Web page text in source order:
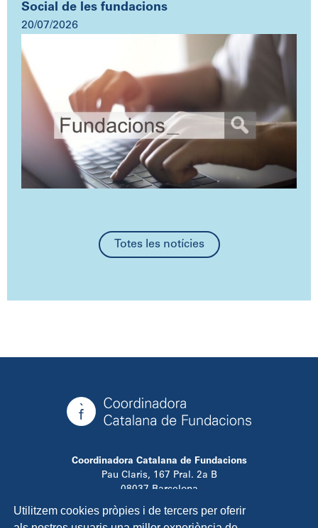
Utilitzem cookies pròpies i de tercers per oferir
Social de les fundacions
20/07/2026
Totes les notícies
Coordinadora Catalana de Fundacions
Pau Claris, 167 Pral. 2a B
08037 Barcelona
T. 934 881 480
info@ccfundacions.cat